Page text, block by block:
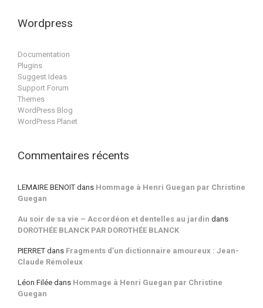
Wordpress
Documentation
Plugins
Suggest Ideas
Support Forum
Themes
WordPress Blog
WordPress Planet
Commentaires récents
LEMAIRE BENOIT dans Hommage à Henri Guegan par Christine
Guegan
Au soir de sa vie – Accordéon et dentelles au jardin dans
DOROTHÉE BLANCK PAR DOROTHÉE BLANCK
PIERRET dans Fragments d’un dictionnaire amoureux : Jean-
Claude Rémoleux
Léon Filée dans Hommage à Henri Guegan par Christine
Guegan